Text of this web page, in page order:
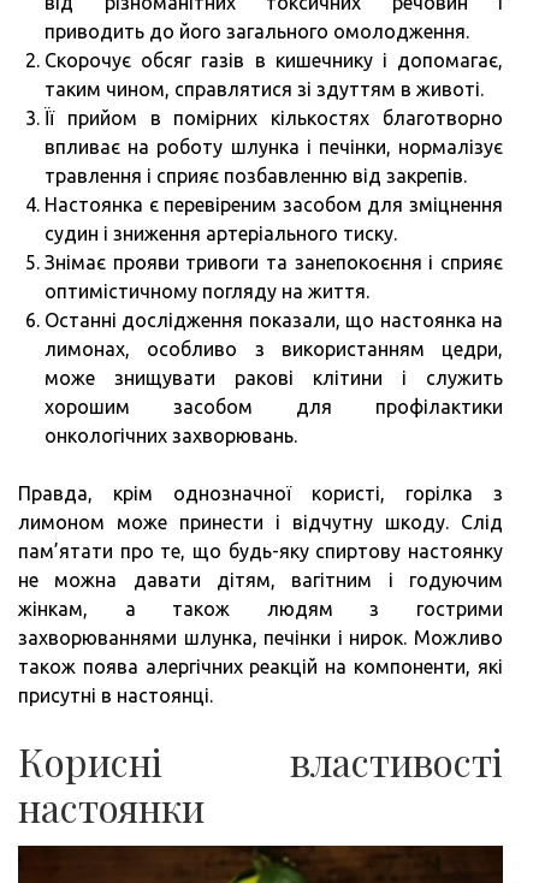
приводить до його загального омолодження.
Скорочує обсяг газів в кишечнику і допомагає,
таким чином, справлятися зі здуттям в животі.
Її прийом в помірних кількостях благотворно
впливає на роботу шлунка і печінки, нормалізує
травлення і сприяє позбавленню від закрепів.
Настоянка є перевіреним засобом для зміцнення
судин і зниження артеріального тиску.
Знімає прояви тривоги та занепокоєння і сприяє
оптимістичному погляду на життя.
Останні дослідження показали, що настоянка на
лимонах, особливо з використанням цедри,
може знищувати ракові клітини і служить
хорошим засобом для профілактики
онкологічних захворювань.
Правда, крім однозначної користі, горілка з
лимоном може принести і відчутну шкоду. Слід
пам’ятати про те, що будь-яку спиртову настоянку
не можна давати дітям, вагітним і годуючим
жінкам, а також людям з гострими
захворюваннями шлунка, печінки і нирок. Можливо
також поява алергічних реакцій на компоненти, які
присутні в настоянці.
Корисні властивості
настоянки